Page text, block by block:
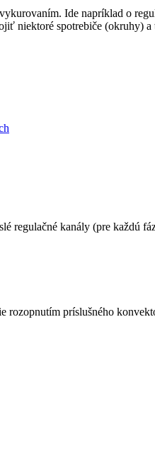
Ide napríklad o
niektoré spotrebiče
kanály (pre každú
rozopnutím príslušného